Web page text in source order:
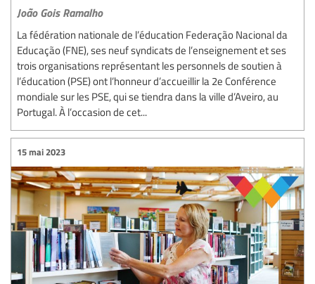
João Gois Ramalho
La fédération nationale de l’éducation Federação Nacional da
Educação (FNE), ses neuf syndicats de l’enseignement et ses
trois organisations représentant les personnels de soutien à
l’éducation (PSE) ont l’honneur d’accueillir la 2e Conférence
mondiale sur les PSE, qui se tiendra dans la ville d’Aveiro, au
Portugal. À l’occasion de cet...
15 mai 2023